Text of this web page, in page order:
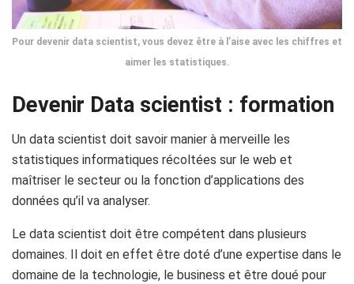
Pour devenir data scientist, vous devez être à l’aise avec les chiffres et
aimer les statistiques.
Devenir Data scientist : formation
Un data scientist doit savoir manier à merveille les
statistiques informatiques récoltées sur le web et
maîtriser le secteur ou la fonction d’applications des
données qu’il va analyser.
Le data scientist doit être compétent dans plusieurs
domaines. Il doit en effet être doté d’une expertise dans le
domaine de la technologie, le business et être doué pour